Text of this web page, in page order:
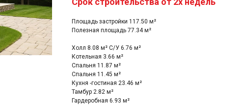
Площадь застройки 117.50 м²
Полезная площадь 77.34 м²
Холл 8.08 м² С/У 6.76 м²
Котельная 3.66 м²
Спальня 11.87 м²
Спальня 11.45 м²
Кухня -гостиная 23.46 м²
Тамбур 2.82 м²
Гардеробная 6.93 м²